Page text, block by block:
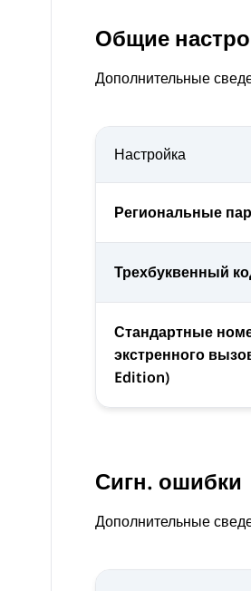
Общие
Дополнительные
Настройка
Региональные
Трехбуквенный
Стандартные
экстренного
Edition)
Сигн. ошибки
Дополнительные